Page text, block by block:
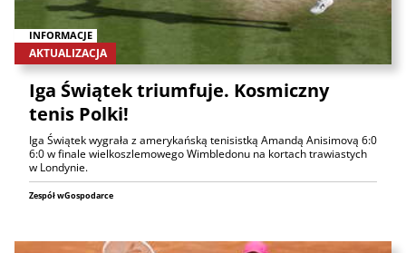
INFORMACJE
AKTUALIZACJA
Iga Świątek triumfuje. Kosmiczny
tenis Polki!
Iga Świątek wygrała z amerykańską tenisistką Amandą Anisimovą 6:0
6:0 w finale wielkoszlemowego Wimbledonu na kortach trawiastych
w Londynie.
Zespół wGospodarce